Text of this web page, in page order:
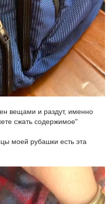
вещами и раздут, именно
сжать содержимое"
моей рубашки есть эта